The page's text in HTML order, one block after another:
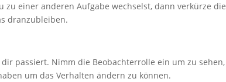
einer anderen Aufgabe wechselst, dann verkürze die
dranzubleiben.
passiert. Nimm die Beobachterrolle ein um zu sehen,
um das Verhalten ändern zu können.